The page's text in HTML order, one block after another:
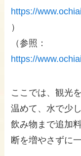
https://
）
（参照：
https://
ここでは、観光
温めて、水で少
飲み物まで追加
断を増やさずに